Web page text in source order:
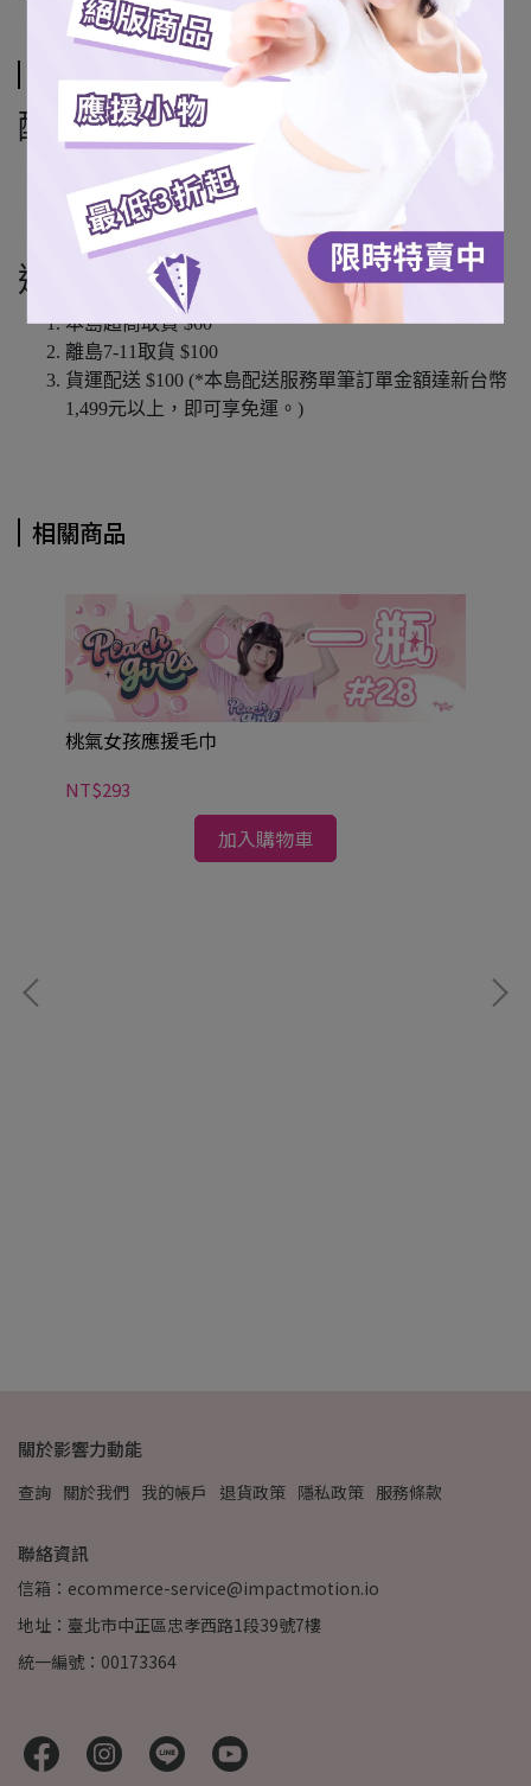
運送方式
配送方式
7-11超商取貨
全家超商取貨 (僅限本島)
宅配通 (僅限本島)
運費說明
本島超商取貨 $60
離島7-11取貨 $100
貨運配送 $100 (*本島配送服務單筆訂單金額達新台幣
1,499元以上，即可享免運。)
相關商品
桃氣女孩應援毛巾
NT$293
加入購物車
關於影響力動能
查詢 關於我們 我的帳戶 退貨政策 隱私政策 服務條款
聯絡資訊
信箱：ecommerce-service@impactmotion.io
地址：臺北市中正區忠孝西路1段39號7樓
統一編號：00173364